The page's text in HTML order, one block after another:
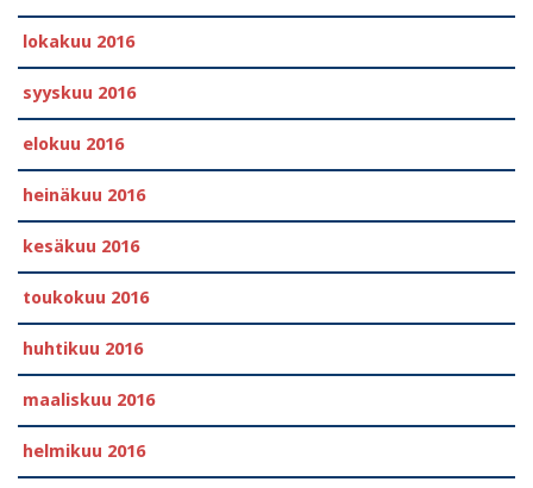
lokakuu 2016
syyskuu 2016
elokuu 2016
heinäkuu 2016
kesäkuu 2016
toukokuu 2016
huhtikuu 2016
maaliskuu 2016
helmikuu 2016